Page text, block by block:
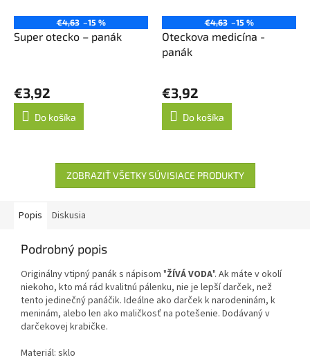
€4,63 –15 %
Super otecko – panák
€3,92
Do košíka
€4,63 –15 %
Oteckova medicína -
panák
€3,92
Do košíka
ZOBRAZIŤ VŠETKY SÚVISIACE PRODUKTY
Popis Diskusia
Podrobný popis
Originálny vtipný panák s nápisom "ŽÍVÁ VODA". Ak máte v okolí
niekoho, kto má rád kvalitnú pálenku, nie je lepší darček, než
tento jedinečný panáčik. Ideálne ako darček k narodeninám, k
meninám, alebo len ako maličkosť na potešenie. Dodávaný v
darčekovej krabičke.
Materiál: sklo